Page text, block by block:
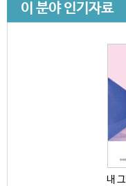
이 분야 인기자료